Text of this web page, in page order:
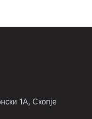
1А, Скопје